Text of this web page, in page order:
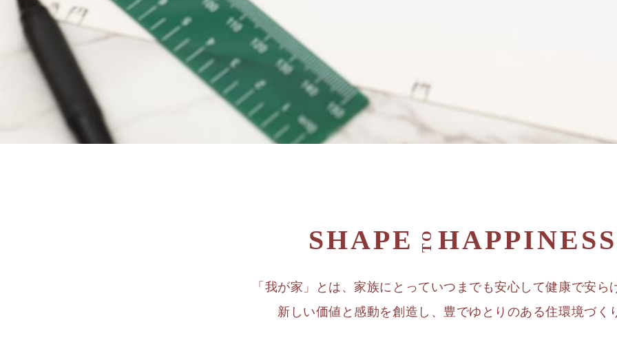
SHAPE TO HAPPINESS
「我が家」とは、家族にとっていつまでも安心して健康で安ら
新しい価値と感動を創造し、豊でゆとりのある住環境づく